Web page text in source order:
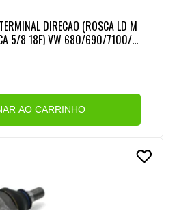
DIRECAO (ROSCA LD M
5/8 18F) VW 680/690/7100/7
8150
AO CARRINHO